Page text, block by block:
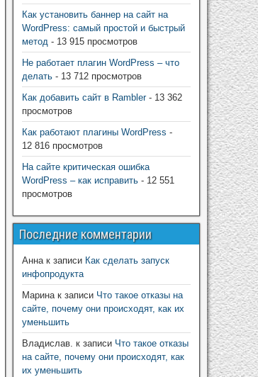
Как установить баннер на сайт на
WordPress: самый простой и быстрый
метод - 13 915 просмотров
Не работает плагин WordPress – что
делать - 13 712 просмотров
Как добавить сайт в Rambler- 13 362
просмотров
Как работают плагины WordPress -
12 816 просмотров
На сайте критическая ошибка
WordPress – как исправить - 12 551
просмотров
Последние комментарии
Аннак записи Как сделать запуск
инфопродукта
Маринак записи Что такое отказы на
сайте, почему они происходят, как их
уменьшить
Владислав. к записи Что такое отказы
на сайте, почему они происходят, как
их уменьшить